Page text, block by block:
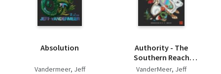
Absolution
Vandermeer, Jeff
Authority - The
Southern Reach
Trilogy 2
VanderMeer, Jeff